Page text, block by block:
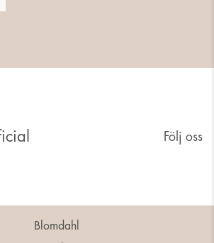
Följ oss
Blomdahl